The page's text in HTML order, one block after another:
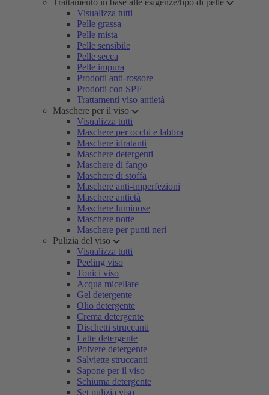
Trattamento in base alle esigenze/tipo di pelle
Visualizza tutti
Pelle grassa
Pelle mista
Pelle sensibile
Pelle secca
Pelle impura
Prodotti anti-rossore
Prodotti con SPF
Trattamenti viso antietà
Maschere per il viso
Visualizza tutti
Maschere per occhi e labbra
Maschere idratanti
Maschere detergenti
Maschere di fango
Maschere di stoffa
Maschere anti-imperfezioni
Maschere antietà
Maschere luminose
Maschere notte
Maschere per punti neri
Pulizia del viso
Visualizza tutti
Peeling viso
Tonici viso
Acqua micellare
Gel detergente
Olio detergente
Crema detergente
Dischetti struccanti
Latte detergente
Polvere detergente
Salviette struccanti
Sapone per il viso
Schiuma detergente
Set pulizia viso